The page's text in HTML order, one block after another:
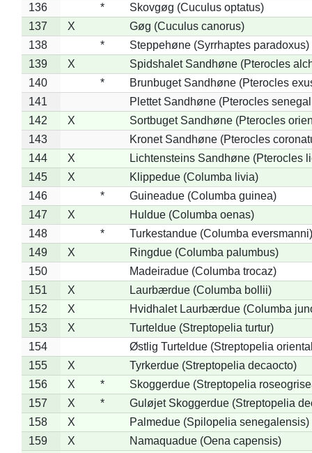
136
*
Skovgøg (Cuculus optatus)
137
X
Gøg (Cuculus canorus)
138
*
Steppehøne (Syrrhaptes paradoxus)
139
X
Spidshalet Sandhøne (Pterocles
140
*
Brunbuget Sandhøne (Pterocles
141
Plettet Sandhøne (Pterocles
142
X
Sortbuget Sandhøne (Pterocles
143
Kronet Sandhøne (Pterocles
144
X
Lichtensteins Sandhøne (Pterocles
145
X
Klippedue (Columba livia)
146
*
Guineadue (Columba guinea)
147
X
Huldue (Columba oenas)
148
*
Turkestandue (Columba eversmanni)
149
X
Ringdue (Columba palumbus)
150
Madeiradue (Columba trocaz)
151
X
Laurbærdue (Columba bollii)
152
X
Hvidhalet Laurbærdue (Columba
153
X
Turteldue (Streptopelia turtur)
154
Østlig Turteldue (Streptopelia
155
X
Tyrkerdue (Streptopelia decaocto)
156
X *
Skoggerdue (Streptopelia
157
X *
Guløjet Skoggerdue (Streptopelia
158
X
Palmedue (Spilopelia senegalensis)
159
X
Namaquadue (Oena capensis)